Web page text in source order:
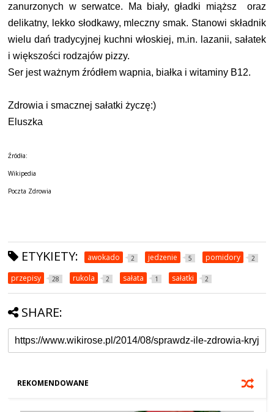
zanurzonych w serwatce. Ma biały, gładki miąższ oraz
delikatny, lekko słodkawy, mleczny smak. Stanowi składnik
wielu dań tradycyjnej kuchni włoskiej, m.in. lazanii, sałatek
i większości rodzajów pizzy.
Ser jest ważnym źródłem wapnia, białka i witaminy B12.
Zdrowia i smacznej sałatki życzę:)
Eluszka
Źródła:
Wikipedia
Poczta Zdrowia
ETYKIETY: awokado 2 jedzenie 5 pomidory 2
przepisy 28 rukola 2 sałata 1 sałatki 2
SHARE:
REKOMENDOWANE